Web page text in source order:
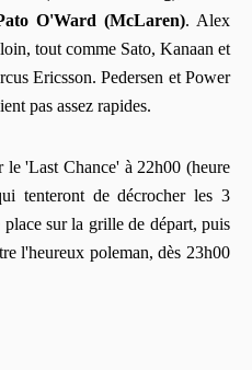
O'Ward (McLaren). Alex
tout comme Sato, Kanaan et
Ericsson. Pedersen et Power
pas assez rapides.
le 'Last Chance' à 22h00 (heure
tenteront de décrocher les 3
sur la grille de départ, puis
l'heureux poleman, dès 23h00